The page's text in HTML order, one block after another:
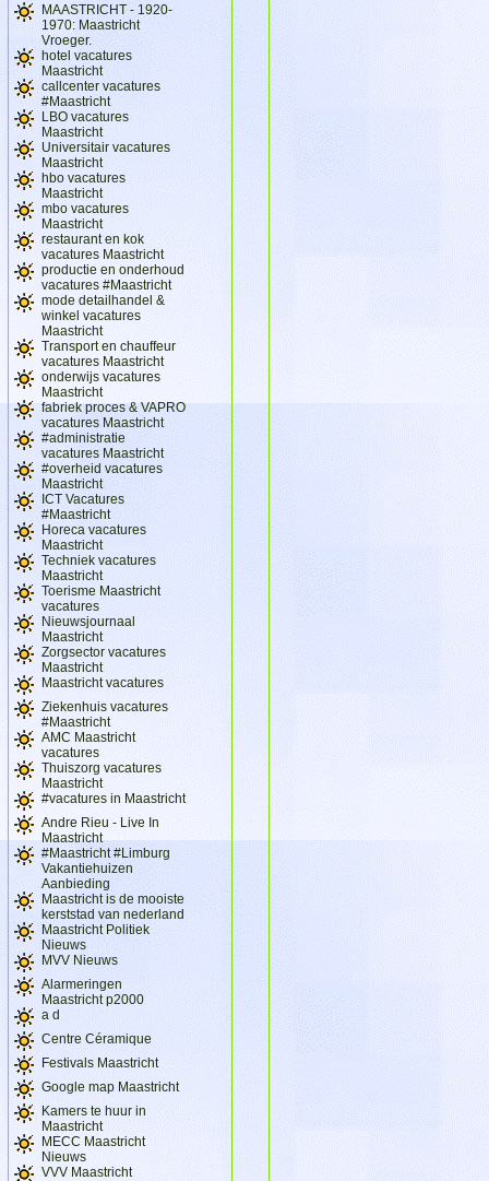
MAASTRICHT - 1920-
1970: Maastricht
Vroeger.
hotel vacatures
Maastricht
callcenter vacatures
#Maastricht
LBO vacatures
Maastricht
Universitair vacatures
Maastricht
hbo vacatures
Maastricht
mbo vacatures
Maastricht
restaurant en kok
vacatures Maastricht
productie en onderhoud
vacatures #Maastricht
mode detailhandel &
winkel vacatures
Maastricht
Transport en chauffeur
vacatures Maastricht
onderwijs vacatures
Maastricht
fabriek proces & VAPRO
vacatures Maastricht
#administratie
vacatures Maastricht
#overheid vacatures
Maastricht
ICT Vacatures
#Maastricht
Horeca vacatures
Maastricht
Techniek vacatures
Maastricht
Toerisme Maastricht
vacatures
Nieuwsjournaal
Maastricht
Zorgsector vacatures
Maastricht
Maastricht vacatures
Ziekenhuis vacatures
#Maastricht
AMC Maastricht
vacatures
Thuiszorg vacatures
Maastricht
#vacatures in Maastricht
Andre Rieu - Live In
Maastricht
#Maastricht #Limburg
Vakantiehuizen
Aanbieding
Maastricht is de mooiste
kerststad van nederland
Maastricht Politiek
Nieuws
MVV Nieuws
Alarmeringen
Maastricht p2000
a d
Centre Céramique
Festivals Maastricht
Google map Maastricht
Kamers te huur in
Maastricht
MECC Maastricht
Nieuws
VVV Maastricht